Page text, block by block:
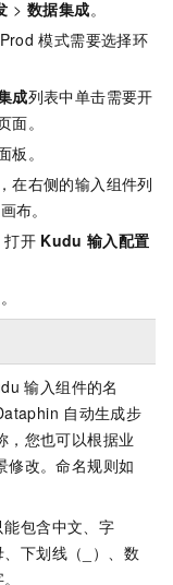
> 数据集成。
模式需要选择环
成列表中单击需要开
面。
板。
，在右侧的输入组件列
布。
打开 Kudu 输入配置
输入组件的名
自动生成步
，您也可以根据业
修改。命名规则如
能包含中文、字
、下划线（_）、数